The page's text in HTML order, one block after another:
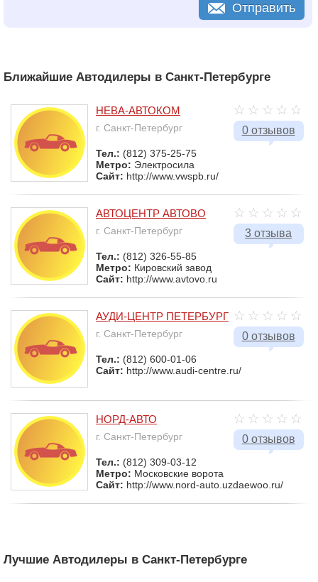
Отправить
Ближайшие Автодилеры в Санкт-Петербурге
0 отзывов
НЕВА-АВТОКОМ
г. Санкт-Петербург
Тел.: (812) 375-25-75
Метро: Электросила
Сайт: http://www.vwspb.ru/
3 отзыва
АВТОЦЕНТР АВТОВО
г. Санкт-Петербург
Тел.: (812) 326-55-85
Метро: Кировский завод
Сайт: http://www.avtovo.ru
0 отзывов
АУДИ-ЦЕНТР ПЕТЕРБУРГ
г. Санкт-Петербург
Тел.: (812) 600-01-06
Сайт: http://www.audi-centre.ru/
0 отзывов
НОРД-АВТО
г. Санкт-Петербург
Тел.: (812) 309-03-12
Метро: Московские ворота
Сайт: http://www.nord-auto.uzdaewoo.ru/
Лучшие Автодилеры в Санкт-Петербурге